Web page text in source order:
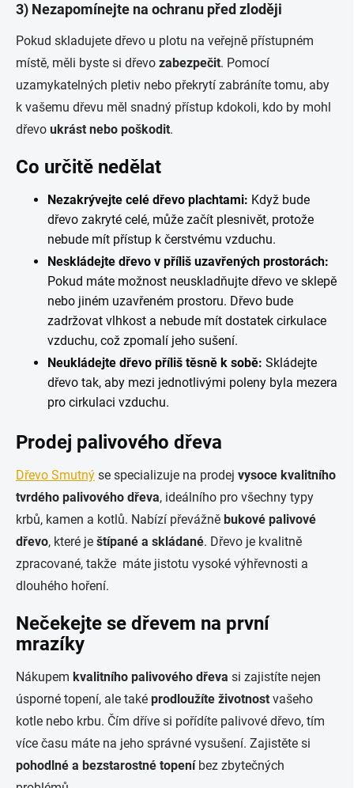
3) Nezapomínejte na ochranu před zloději
Pokud skladujete dřevo u plotu na veřejně přístupném
místě, měli byste si dřevo zabezpečit. Pomocí
uzamykatelných pletiv nebo překrytí zabráníte tomu, aby
k vašemu dřevu měl snadný přístup kdokoli, kdo by mohl
dřevo ukrást nebo poškodit.
Co určitě nedělat
Nezakrývejte celé dřevo plachtami: Když bude
dřevo zakryté celé, může začít plesnivět, protože
nebude mít přístup k čerstvému vzduchu.
Neskládejte dřevo v příliš uzavřených prostorách:
Pokud máte možnost neuskladňujte dřevo ve sklepě
nebo jiném uzavřeném prostoru. Dřevo bude
zadržovat vlhkost a nebude mít dostatek cirkulace
vzduchu, což zpomalí jeho sušení.
Neukládejte dřevo příliš těsně k sobě: Skládejte
dřevo tak, aby mezi jednotlivými poleny byla mezera
pro cirkulaci vzduchu.
Prodej palivového dřeva
Dřevo Smutný se specializuje na prodej vysoce kvalitního
tvrdého palivového dřeva, ideálního pro všechny typy
krbů, kamen a kotlů. Nabízí převážně bukové palivové
dřevo, které je štípané a skládané. Dřevo je kvalitně
zpracované, takže máte jistotu vysoké výhřevnosti a
dlouhého hoření.
Nečekejte se dřevem na první
mrazíky
Nákupem kvalitního palivového dřeva si zajistíte nejen
úsporné topení, ale také prodloužíte životnost vašeho
kotle nebo krbu. Čím dříve si pořídíte palivové dřevo, tím
více času máte na jeho správné vysušení. Zajistěte si
pohodlné a bezstarostné topení bez zbytečných